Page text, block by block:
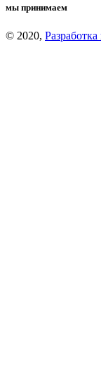
мы принимаем
© 2020,